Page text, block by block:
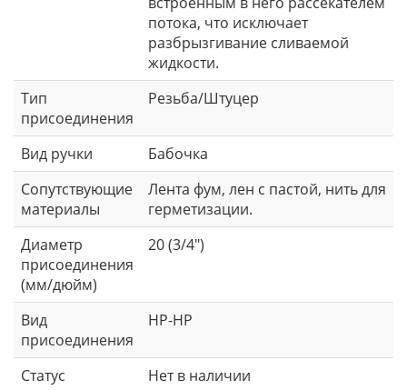
потока, что исключает
разбрызгивание сливаемой
жидкости.
Тип
присоединения
Резьба/Штуцер
Вид ручки
Бабочка
Сопутствующие
материалы
Лента фум, лен с пастой, нить для
герметизации.
Диаметр
присоединения
(мм/дюйм)
20 (3/4")
Вид
присоединения
НР-НР
Статус Нет в наличии